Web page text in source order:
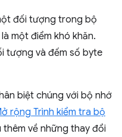
đối tượng trong bộ
một điểm khó khăn.
tượng và đếm số byte
biệt chúng với bộ nhớ
rộng Trình kiểm tra bộ
thêm về những thay đổi